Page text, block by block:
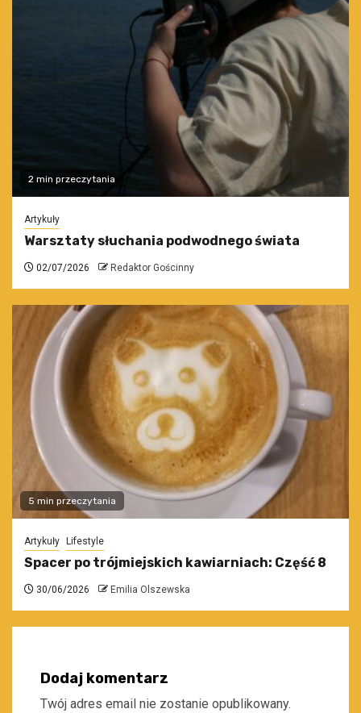
2 min przeczytania
Artykuły
Warsztaty słuchania podwodnego świata
02/07/2026 Redaktor Gościnny
5 min przeczytania
Artykuły Lifestyle
Spacer po trójmiejskich kawiarniach: Część 8
30/06/2026 Emilia Olszewska
Dodaj komentarz
Twój adres email nie zostanie opublikowany.